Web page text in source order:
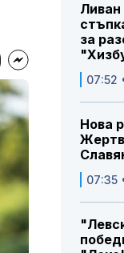
Ливан
за
07:52
Нова
07:35